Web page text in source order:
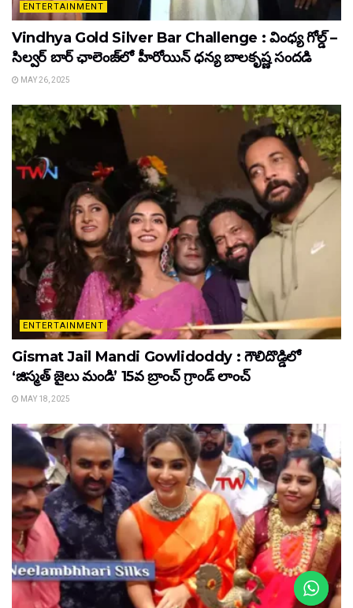
ENTERTAINMENT
Vindhya Gold Silver Bar Challenge : వింధ్య గోల్డ్ –
సిల్వర్ బార్ ఛాలెంజ్‌లో హీరోయిన్ ధ‌న్య బాల‌కృష్ణ‌ సందడి
MAY 26, 2025
ENTERTAINMENT
Gismat Jail Mandi Gowlidoddy : గౌలిదొడ్డిలో
‘జిస్మత్ జైలు మండి’ 15వ బ్రాంచ్ గ్రాండ్ లాంచ్
MAY 18, 2025